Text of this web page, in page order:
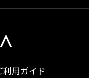
ストラップによ
利用ガイド